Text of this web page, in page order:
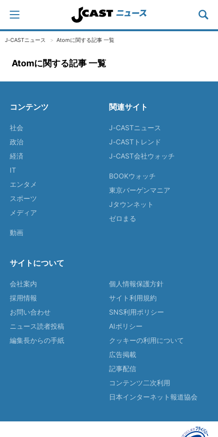
J-CASTニュース Atomに関する記事 一覧
Atomに関する記事 一覧
コンテンツ
社会
政治
経済
IT
エンタメ
スポーツ
メディア
動画
関連サイト
J-CASTニュース
J-CASTトレンド
J-CAST会社ウォッチ
BOOKウォッチ
東京バーゲンマニア
Jタウンネット
ゼロまる
サイトについて
会社案内
採用情報
お問い合わせ
ニュース読者投稿
編集長からの手紙
個人情報保護方針
サイト利用規約
SNS利用ポリシー
AIポリシー
クッキーの利用について
広告掲載
記事配信
コンテンツ二次利用
日本インターネット報道協会